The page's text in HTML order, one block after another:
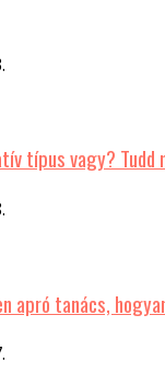
típus vagy? Tudd
apró tanács,